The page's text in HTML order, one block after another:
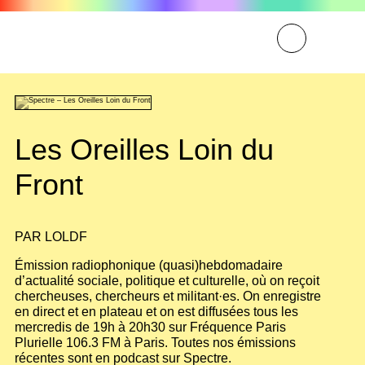
Les Oreilles Loin du
Front
PAR LOLDF
Émission radiophonique (quasi)hebdomadaire
d’actualité sociale, politique et culturelle, où on reçoit
chercheuses, chercheurs et militant·es. On enregistre
en direct et en plateau et on est diffusées tous les
mercredis de 19h à 20h30 sur Fréquence Paris
Plurielle 106.3 FM à Paris. Toutes nos émissions
récentes sont en podcast sur Spectre.